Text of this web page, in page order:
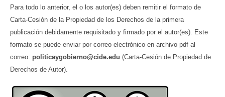
Para todo lo anterior, el o los autor(es) deben remitir el formato de
Carta-Cesión de la Propiedad de los Derechos de la primera
publicación debidamente requisitado y firmado por el autor(es). Este
formato se puede enviar por correo electrónico en archivo pdf al
correo: politicaygobierno@cide.edu (Carta-Cesión de Propiedad de
Derechos de Autor).